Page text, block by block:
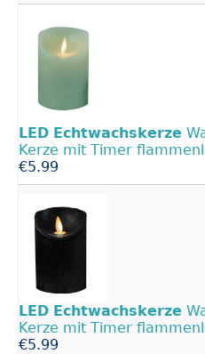
LED Echtwachskerze
Kerze mit Timer
€5.99
LED Echtwachskerze
Kerze mit Timer
€5.99